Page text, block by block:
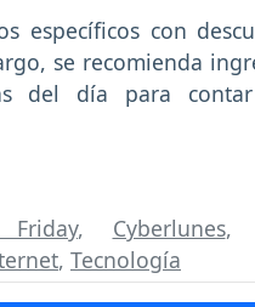
específicos con
se recomienda
del día para
Friday, Cyberlunes,
, Tecnología